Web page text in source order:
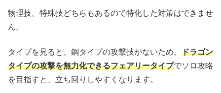
物理技、特殊技どちらもあるので特化した対策はできませ
ん。
タイプを見ると、鋼タイプの攻撃技がないため、 ドラゴン
タイプの攻撃を無力化できるフェアリータイプでソロ攻略
を目指すと、立ち回りしやすくなります。